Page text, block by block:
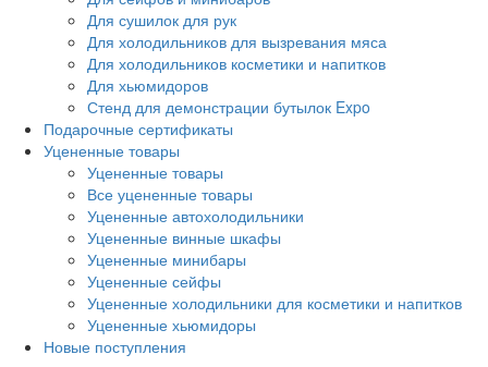
Для сушилок для рук
Для холодильников для вызревания мяса
Для холодильников косметики и напитков
Для хьюмидоров
Стенд для демонстрации бутылок Expo
Подарочные сертификаты
Уцененные товары
Уцененные товары
Все уцененные товары
Уцененные автохолодильники
Уцененные винные шкафы
Уцененные минибары
Уцененные сейфы
Уцененные холодильники для косметики и напитков
Уцененные хьюмидоры
Новые поступления